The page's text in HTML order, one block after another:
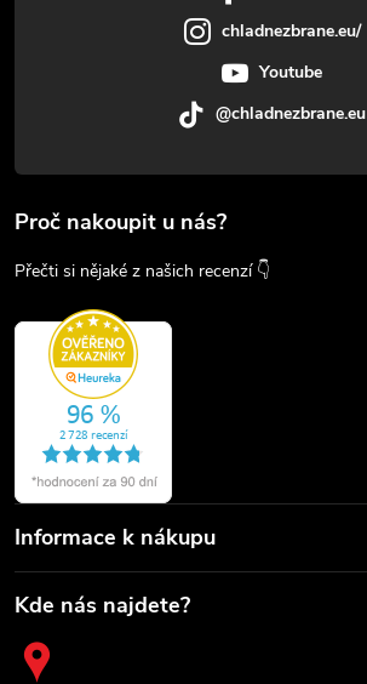
chladnezbrane.eu/
Youtube
@chladnezbrane.eu
Proč nakoupit u nás?
Přečti si nějaké z našich recenzí 👇
Informace k nákupu
Kde nás najdete?